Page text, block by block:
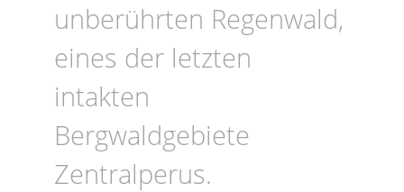
unberührten Regenwald,
eines der letzten
intakten
Bergwaldgebiete
Zentralperus.